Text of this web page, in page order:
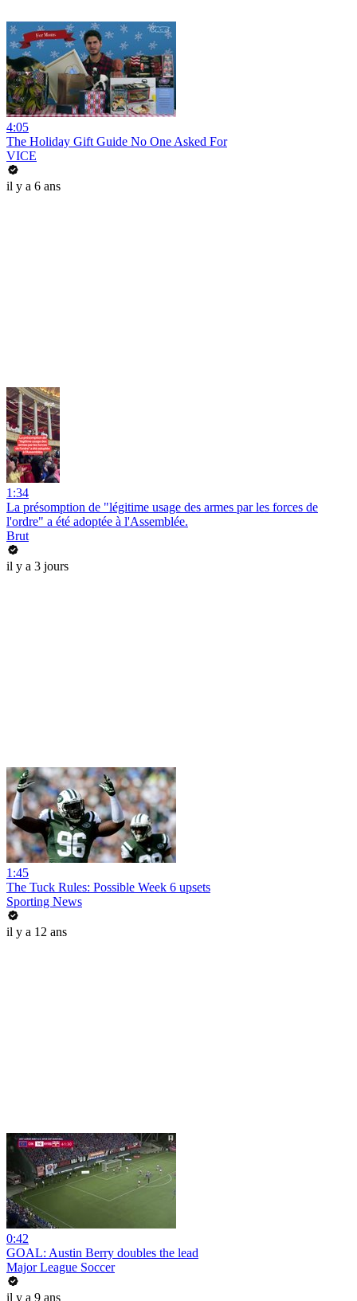
4:05
The Holiday Gift Guide No One Asked For
VICE
il y a 6 ans
1:34
La présomption de "légitime usage des armes par les forces de
l'ordre" a été adoptée à l'Assemblée.
Brut
il y a 3 jours
1:45
The Tuck Rules: Possible Week 6 upsets
Sporting News
il y a 12 ans
0:42
GOAL: Austin Berry doubles the lead
Major League Soccer
il y a 9 ans